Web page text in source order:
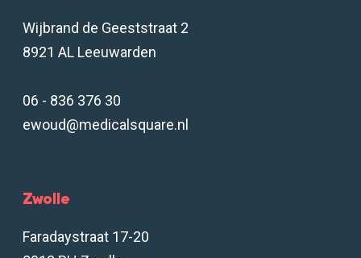
Wijbrand de Geeststraat 2
8921 AL Leeuwarden
06 - 836 376 30
ewoud@medicalsquare.nl
Zwolle
Faradaystraat 17-20